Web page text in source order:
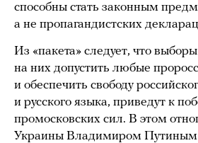
способны стать законным
а не пропагандистских
Из «пакета» следует, что
на них допустить любые
и обеспечить свободу
и русского языка, приведут к
промосковских сил. В этом
Украины Владимиром Путиным